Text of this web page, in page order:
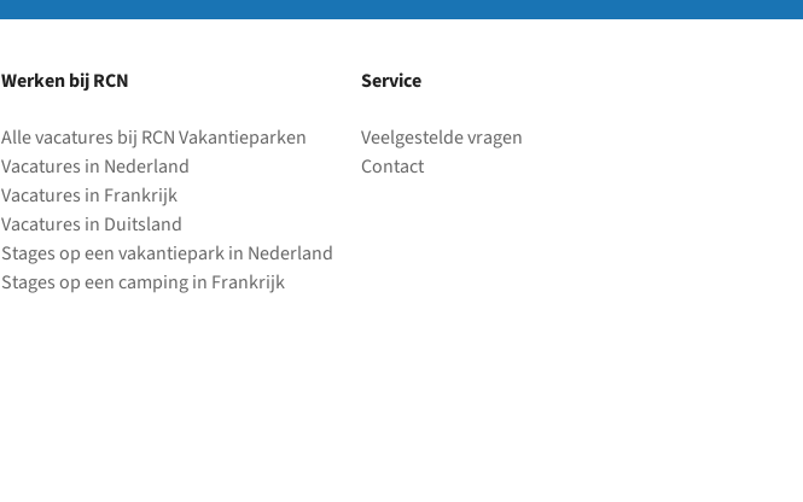
Werken bij RCN
Alle vacatures bij RCN Vakantieparken
Vacatures in Nederland
Vacatures in Frankrijk
Vacatures in Duitsland
Stages op een vakantiepark in Nederland
Stages op een camping in Frankrijk
Service
Veelgestelde vragen
Contact